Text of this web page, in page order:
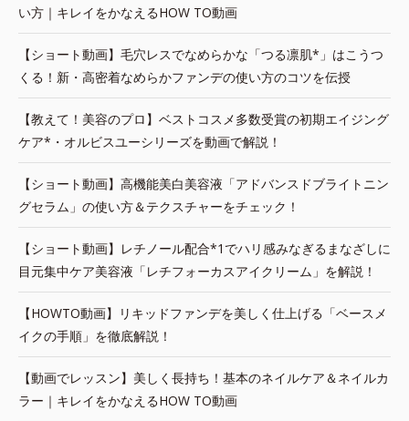
い方｜キレイをかなえるHOW TO動画
【ショート動画】毛穴レスでなめらかな「つる凛肌*」はこうつ
くる！新・高密着なめらかファンデの使い方のコツを伝授
【教えて！美容のプロ】ベストコスメ多数受賞の初期エイジング
ケア*・オルビスユーシリーズを動画で解説！
【ショート動画】高機能美白美容液「アドバンスドブライトニン
グセラム」の使い方＆テクスチャーをチェック！
【ショート動画】レチノール配合*1でハリ感みなぎるまなざしに
目元集中ケア美容液「レチフォーカスアイクリーム」を解説！
【HOWTO動画】リキッドファンデを美しく仕上げる「ベースメ
イクの手順」を徹底解説！
【動画でレッスン】美しく長持ち！基本のネイルケア＆ネイルカ
ラー｜キレイをかなえるHOW TO動画